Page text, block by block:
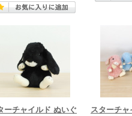
ーチャイルド ぬいぐ
スターチャ